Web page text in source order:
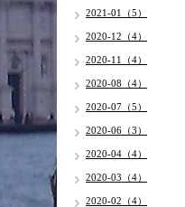
2021-01（5）
2020-12（4）
2020-11（4）
2020-08（4）
2020-07（5）
2020-06（3）
2020-04（4）
2020-03（4）
2020-02（4）